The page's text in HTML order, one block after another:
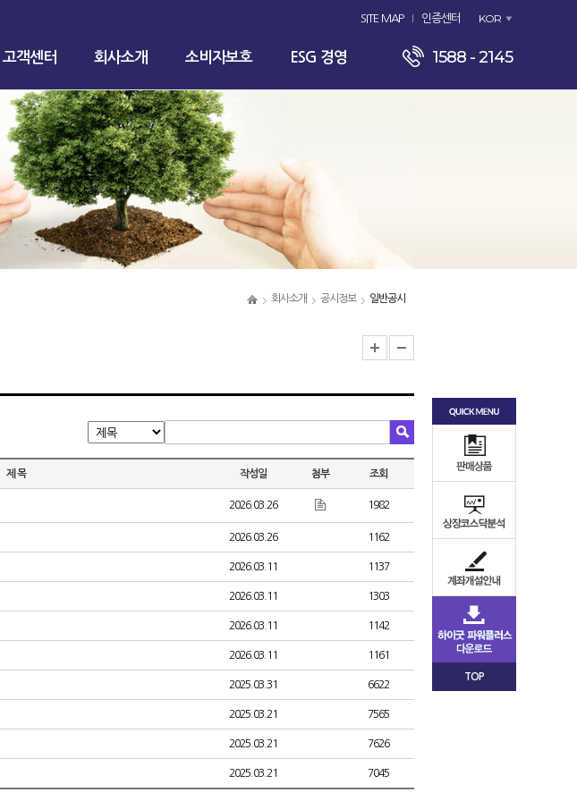
SITE MAP 인증센터 KOR
고객센터 회사소개 소비자보호 ESG 경영 1588 - 2145
회사소개 공시정보 일반공시
제 목 작성일 첨부 조회
2026.03.26 1982
2026.03.26 1162
2026.03.11 1137
2026.03.11 1303
2026.03.11 1142
2026.03.11 1161
2025.03.31 6622
2025.03.21 7565
2025.03.21 7626
2025.03.21 7045
TOP